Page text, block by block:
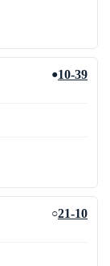
●10-39
○21-10